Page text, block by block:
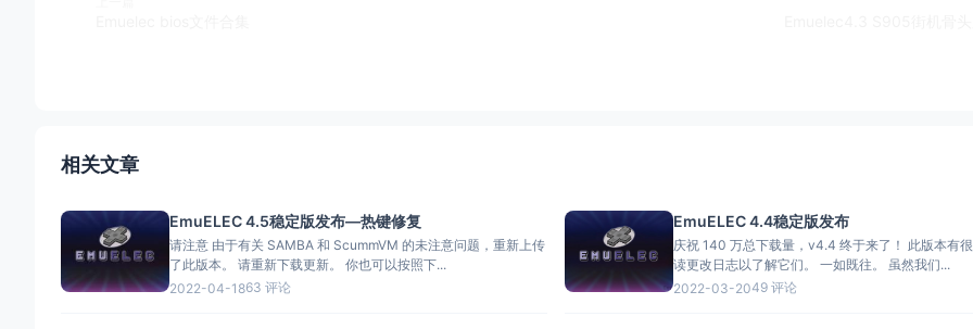
相关文章
EmuELEC 4.5稳定版发布—热键修复
请注意 由于有关 SAMBA 和 ScummVM 的未注意问题，重新上传
了此版本。 请重新下载更新。 你也可以按照下...
2022-04-1863 评论
EmuELEC 4.4稳定版发布
庆祝 140 万总下载量，v4.4 终于来了！ 此版本有
读更改日志以了解它们。 一如既往。 虽然我们...
2022-03-2049 评论